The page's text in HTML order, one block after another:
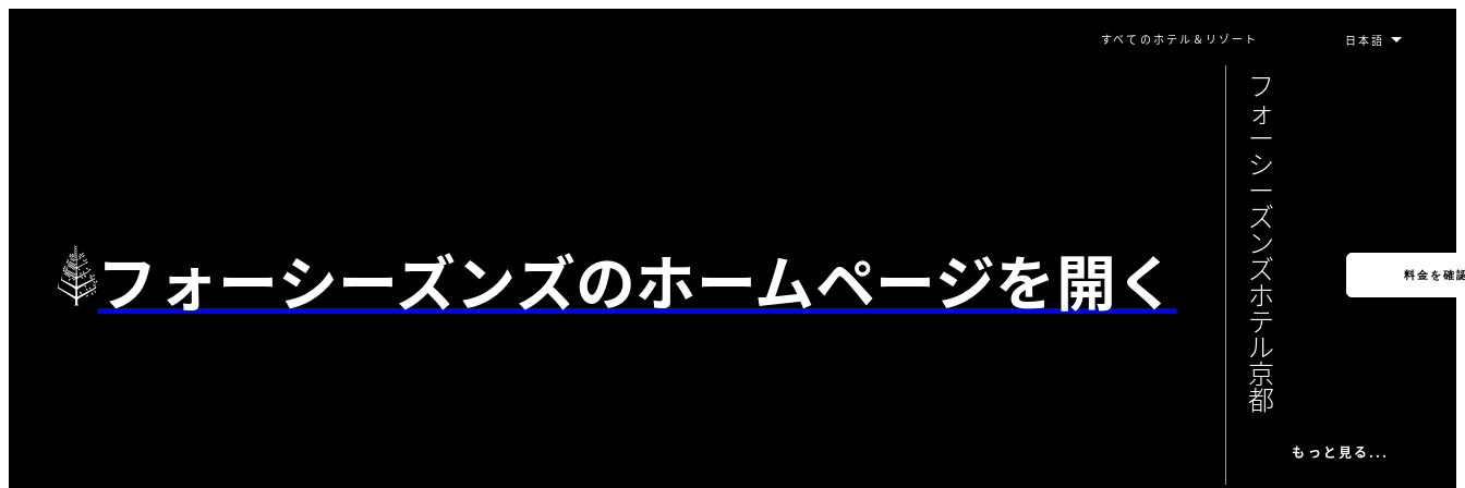
すべてのホテル＆リゾート
フォーシーズンズのホームページを開く
フ
ォ
ー
シ
ー
ズ
ン
ズ
ホ
テ
ル
京
都
もっと見る...
料金を確